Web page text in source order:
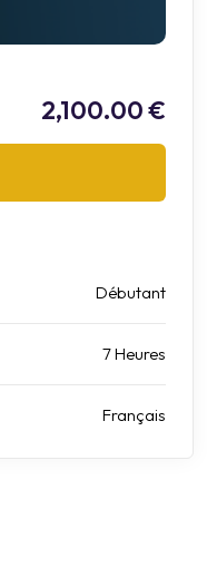
2,100.00 €
Débutant
7 Heures
Français